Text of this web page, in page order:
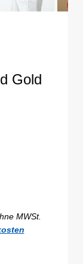
Gold
MWSt.